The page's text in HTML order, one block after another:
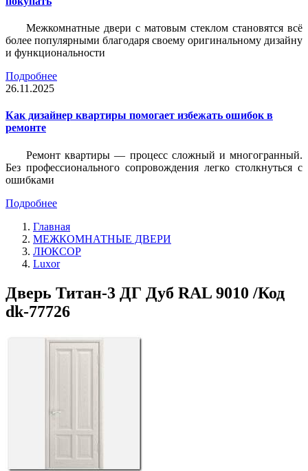
Межкомнатные двери с матовым стеклом становятся всё
более популярными благодаря своему оригинальному дизайну
и функциональности
Подробнее
26.11.2025
Как дизайнер квартиры помогает избежать ошибок в
ремонте
Ремонт квартиры — процесс сложный и многогранный.
Без профессионального сопровождения легко столкнуться с
ошибками
Подробнее
Главная
МЕЖКОМНАТНЫЕ ДВЕРИ
ЛЮКСОР
Luxor
Дверь Титан-3 ДГ Дуб RAL 9010 /Код
dk-77726